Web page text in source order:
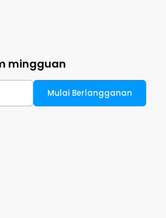
mingguan
Mulai Berlangganan